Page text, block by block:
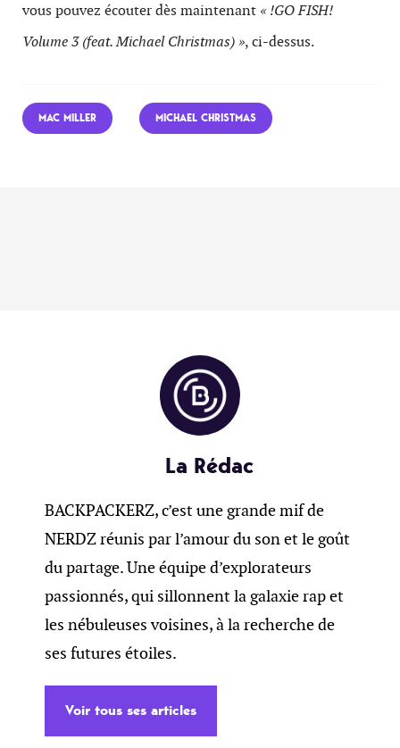
vous pouvez écouter dès maintenant « !GO FISH!
Volume 3 (feat. Michael Christmas) », ci-dessus.
MAC MILLER MICHAEL CHRISTMAS
La Rédac
BACKPACKERZ, c’est une grande mif de
NERDZ réunis par l’amour du son et le goût
du partage. Une équipe d’explorateurs
passionnés, qui sillonnent la galaxie rap et
les nébuleuses voisines, à la recherche de
ses futures étoiles.
Voir tous ses articles